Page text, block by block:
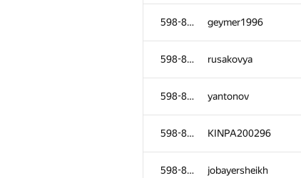
598-854 geymer1996
598-854 rusakovya
598-854 yantonov
598-854 KINPA200296
598-854 jobayersheikh